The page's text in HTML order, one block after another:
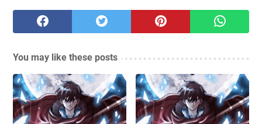
You may like these posts